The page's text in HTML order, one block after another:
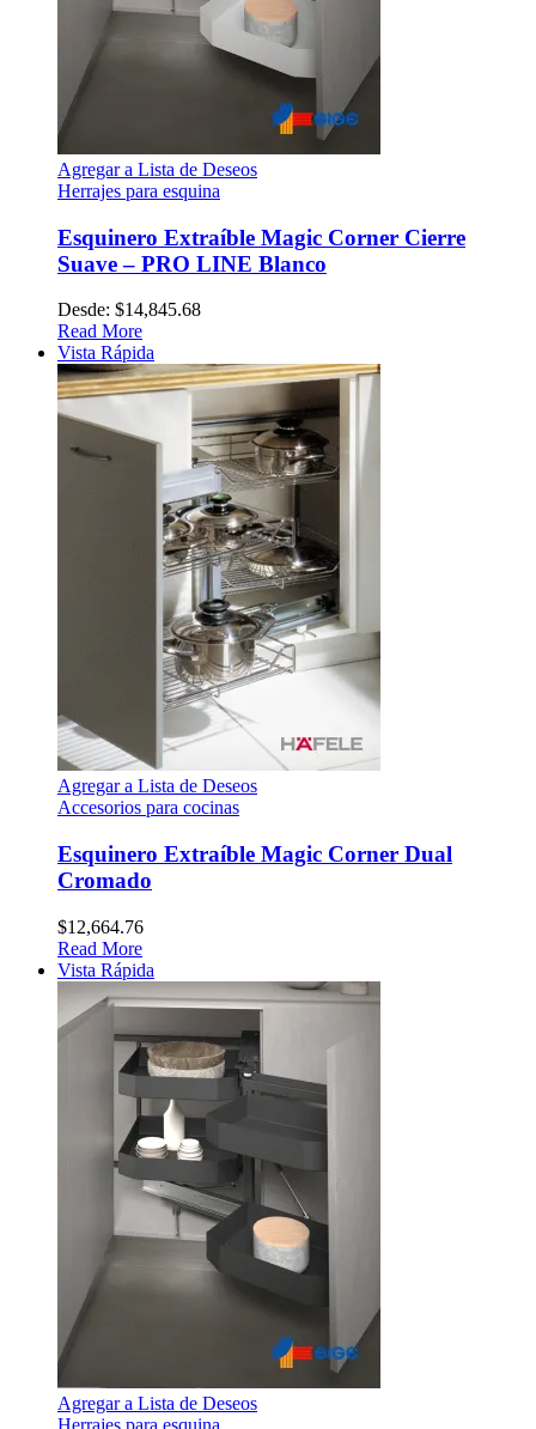
Agregar a Lista de Deseos
Herrajes para esquina
Esquinero Extraíble Magic Corner Cierre
Suave – PRO LINE Blanco
Desde: $14,845.68
Read More
Vista Rápida
Agregar a Lista de Deseos
Accesorios para cocinas
Esquinero Extraíble Magic Corner Dual
Cromado
$12,664.76
Read More
Vista Rápida
Agregar a Lista de Deseos
Herrajes para esquina